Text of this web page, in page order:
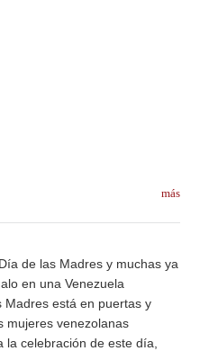
de las Madres y muchas ya
en una Venezuela
Madres está en puertas y
mujeres venezolanas
celebración de este día,
más